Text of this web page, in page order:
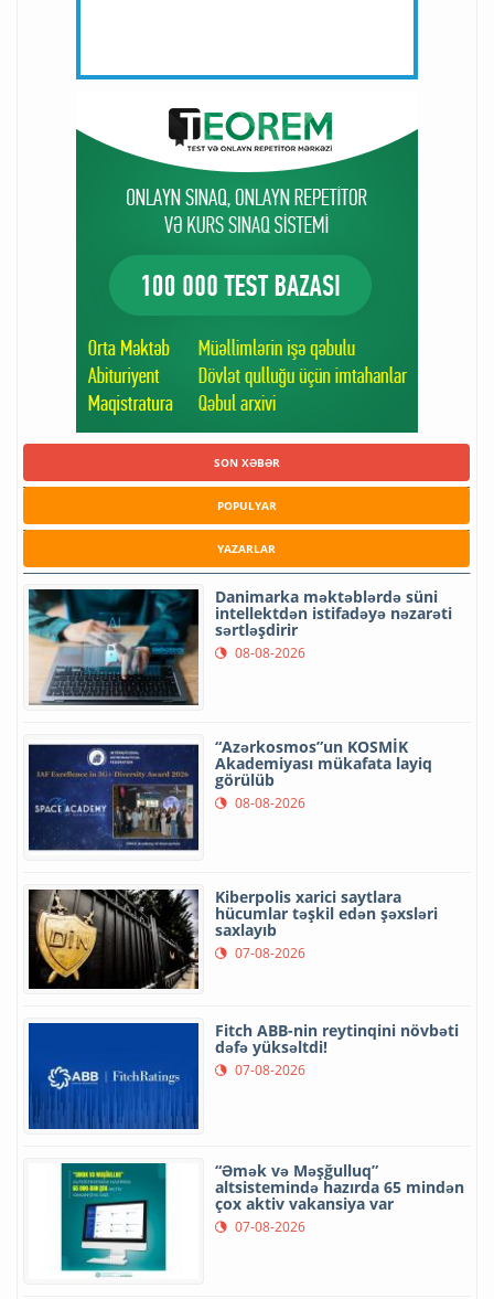
SON XƏBƏR
POPULYAR
YAZARLAR
Danimarka məktəblərdə süni
intellektdən istifadəyə nəzarəti
sərtləşdirir
08-08-2026
“Azərkosmos”un KOSMİK
Akademiyası mükafata layiq
görülüb
08-08-2026
Kiberpolis xarici saytlara
hücumlar təşkil edən şəxsləri
saxlayıb
07-08-2026
Fitch ABB-nin reytinqini növbəti
dəfə yüksəltdi!
07-08-2026
“Əmək və Məşğulluq”
altsistemində hazırda 65 mindən
çox aktiv vakansiya var
07-08-2026